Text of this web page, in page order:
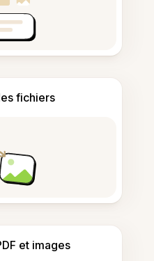
fichiers
et images